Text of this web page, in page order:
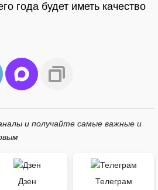
года будет иметь качество
и получайте самые важные и
Дзен Телеграм